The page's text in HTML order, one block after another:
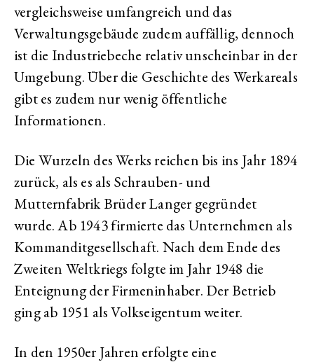
vergleichsweise umfangreich und das
Verwaltungsgebäude zudem auffällig, dennoch
ist die Industriebeche relativ unscheinbar in der
Umgebung. Über die Geschichte des Werkareals
gibt es zudem nur wenig öffentliche
Informationen.
Die Wurzeln des Werks reichen bis ins Jahr 1894
zurück, als es als Schrauben- und
Mutternfabrik Brüder Langer gegründet
wurde. Ab 1943 firmierte das Unternehmen als
Kommanditgesellschaft. Nach dem Ende des
Zweiten Weltkriegs folgte im Jahr 1948 die
Enteignung der Firmeninhaber. Der Betrieb
ging ab 1951 als Volkseigentum weiter.
In den 1950er Jahren erfolgte eine